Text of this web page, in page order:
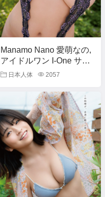
Manamo Nano 愛萌なの,
アイドルワン I-One サン
プル版 なのゆにばーす
日本人体 2057